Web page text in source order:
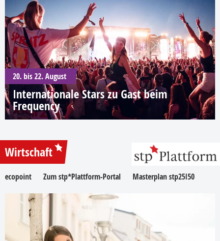
20. bis 22. August
Internationale Stars zu Gast beim
Frequency
Wirtschaft
ecopoint Zum stp*Plattform-Portal Masterplan stp25I50